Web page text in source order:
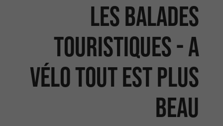
Les balades
touristiques - A
vélo tout est plus
beau